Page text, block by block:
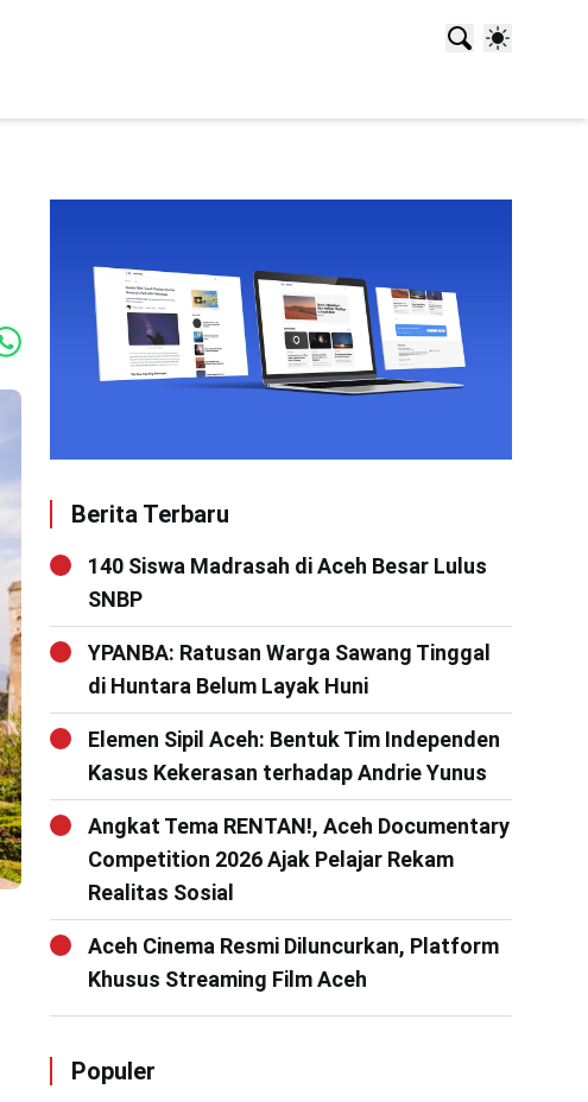
Berita Terbaru
140 Siswa Madrasah di Aceh Besar Lulus
SNBP
YPANBA: Ratusan Warga Sawang Tinggal
di Huntara Belum Layak Huni
Elemen Sipil Aceh: Bentuk Tim Independen
Kasus Kekerasan terhadap Andrie Yunus
Angkat Tema RENTAN!, Aceh Documentary
Competition 2026 Ajak Pelajar Rekam
Realitas Sosial
Aceh Cinema Resmi Diluncurkan, Platform
Khusus Streaming Film Aceh
Populer